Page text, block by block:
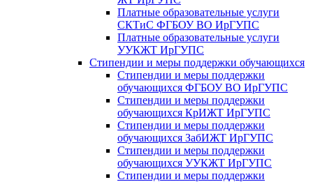
Платные образовательные услуги
СКТиС ФГБОУ ВО ИрГУПС
Платные образовательные услуги
УУКЖТ ИрГУПС
Стипендии и меры поддержки обучающихся
Стипендии и меры поддержки
обучающихся ФГБОУ ВО ИрГУПС
Стипендии и меры поддержки
обучающихся КрИЖТ ИрГУПС
Стипендии и меры поддержки
обучающихся ЗабИЖТ ИрГУПС
Стипендии и меры поддержки
обучающихся УУКЖТ ИрГУПС
Стипендии и меры поддержки